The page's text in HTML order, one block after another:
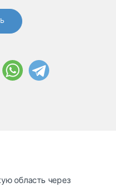
область через